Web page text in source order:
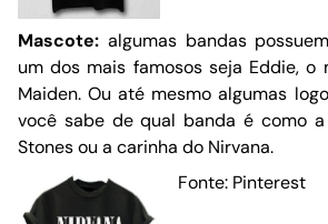
Mascote: algumas bandas
um dos mais famosos seja Eddie,
Maiden. Ou até mesmo algumas
você sabe de qual banda é como
Stones ou a carinha do Nirvana.
Fonte: Pinterest